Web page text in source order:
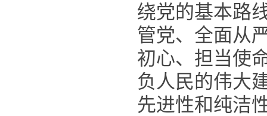
绕党的基本路
管党、全面从
初心、担当使
负人民的伟大
先进性和纯洁